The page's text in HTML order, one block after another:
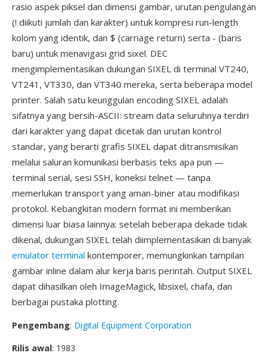
rasio aspek piksel dan dimensi gambar, urutan pengulangan
(! diikuti jumlah dan karakter) untuk kompresi run-length
kolom yang identik, dan $ (carriage return) serta - (baris
baru) untuk menavigasi grid sixel. DEC
mengimplementasikan dukungan SIXEL di terminal VT240,
VT241, VT330, dan VT340 mereka, serta beberapa model
printer. Salah satu keunggulan encoding SIXEL adalah
sifatnya yang bersih-ASCII: stream data seluruhnya terdiri
dari karakter yang dapat dicetak dan urutan kontrol
standar, yang berarti grafis SIXEL dapat ditransmisikan
melalui saluran komunikasi berbasis teks apa pun —
terminal serial, sesi SSH, koneksi telnet — tanpa
memerlukan transport yang aman-biner atau modifikasi
protokol. Kebangkitan modern format ini memberikan
dimensi luar biasa lainnya: setelah beberapa dekade tidak
dikenal, dukungan SIXEL telah diimplementasikan di banyak
emulator terminal kontemporer, memungkinkan tampilan
gambar inline dalam alur kerja baris perintah. Output SIXEL
dapat dihasilkan oleh ImageMagick, libsixel, chafa, dan
berbagai pustaka plotting.
Pengembang: Digital Equipment Corporation
Rilis awal: 1983